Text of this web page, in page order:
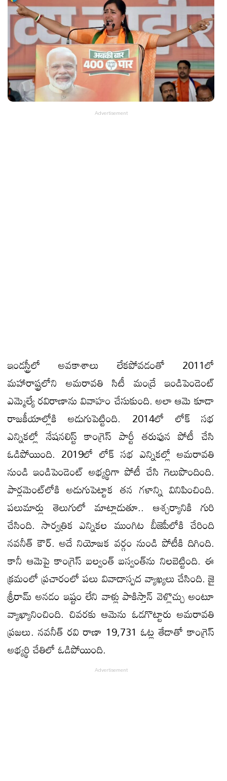
ఇండస్ట్రీలో అవకాశాలు లేకపోవడంతో 2011లో
మహారాష్ట్రలోని అమరావతి సిటీ మంద్రే ఇండిపెండెంట్
ఎమ్మెల్యే రవిరాణాను వివాహం చేసుకుంది. అలా ఆమె కూడా
రాజకీయాల్లోకి అడుగుపెట్టింది. 2014లో లోక్ సభ
ఎన్నికల్లో నేషనలిస్ట్ కాంగ్రెస్ పార్టీ తరుఫున పోటీ చేసి
ఓడిపోయింది. 2019లో లోక్ సభ ఎన్నికల్లో అమరావతి
నుండి ఇండిపెండెంట్ అభ్యర్థిగా పోటీ చేసి గెలుపొందింది.
పార్లమెంట్‌లోకి అడుగుపెట్టాక తన గళాన్ని వినిపించింది.
పలుమార్లు తెలుగులో మాట్లాడుతూ.. ఆశ్చర్యానికి గురి
చేసింది. సార్వత్రిక ఎన్నికల ముంగిట బీజెపీలోకి చేరింది
నవనీత్ కౌర్. అదే నియోజక వర్గం నుండి పోటీకి దిగింది.
కానీ ఆమెపై కాంగ్రెస్ బల్వంత్ బస్వంత్‌ను నిలబెట్టింది. ఈ
క్రమంలో ప్రచారంలో పలు వివాదాస్పద వ్యాఖ్యలు చేసింది. జై
శ్రీరామ్ అనడం ఇష్టం లేని వాళ్లు పాకిస్తాన్ వెళ్లొచ్చు అంటూ
వ్యాఖ్యానించింది. చివరకు ఆమెను ఓడగొట్టారు అమరావతి
ప్రజలు. నవనీత్ రవి రాణా 19,731 ఓట్ల తేడాతో కాంగ్రెస్
అభ్యర్థి చేతిలో ఓడిపోయింది.